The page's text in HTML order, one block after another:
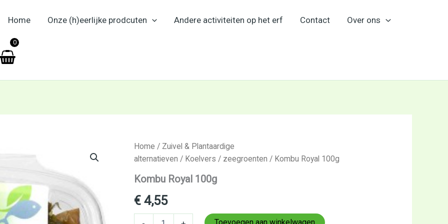
Home Onze (h)eerlijke prodcuten Andere activiteiten op het erf Contact Over ons
0
Home / Zuivel & Plantaardige
alternatieven / Koelvers / zeegroenten / Kombu Royal 100g
Kombu Royal 100g
€4,55
Kombu
Royal
aantal